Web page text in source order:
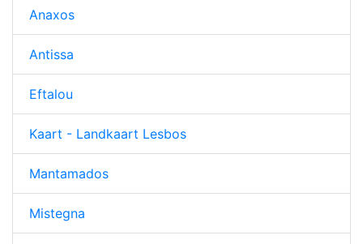
Anaxos
Antissa
Eftalou
Kaart - Landkaart Lesbos
Mantamados
Mistegna